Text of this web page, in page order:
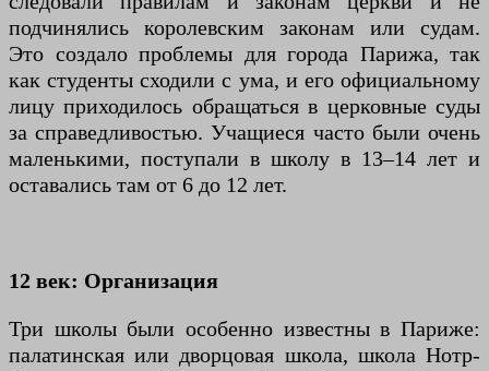
подчинялись королевским законам или судам.
Это создало проблемы для города Парижа, так
как студенты сходили с ума, и его официальному
лицу приходилось обращаться в церковные суды
за справедливостью. Учащиеся часто были очень
маленькими, поступали в школу в 13–14 лет и
оставались там от 6 до 12 лет.
12 век: Организация
Три школы были особенно известны в Париже:
палатинская или дворцовая школа, школа Нотр-